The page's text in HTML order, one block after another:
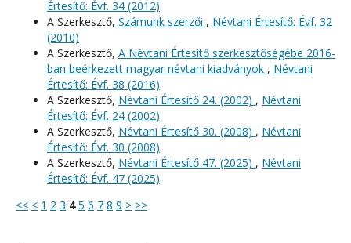
Értesítő: Évf. 34 (2012)
A Szerkesztő, Számunk szerzői , Névtani Értesítő: Évf. 32
(2010)
A Szerkesztő, A Névtani Értesítő szerkesztőségébe 2016-
ban beérkezett magyar névtani kiadványok , Névtani
Értesítő: Évf. 38 (2016)
A Szerkesztő, Névtani Értesítő 24. (2002) , Névtani
Értesítő: Évf. 24 (2002)
A Szerkesztő, Névtani Értesítő 30. (2008) , Névtani
Értesítő: Évf. 30 (2008)
A Szerkesztő, Névtani Értesítő 47. (2025) , Névtani
Értesítő: Évf. 47 (2025)
<< < 1 2 3 4 5 6 7 8 9 > >>